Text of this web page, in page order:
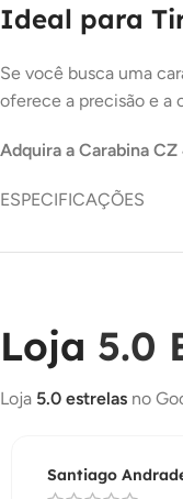
Ideal para
Se você busca uma
oferece a precisão e a
Adquira a Carabina
ESPECIFICAÇÕES
Loja 5.0
Loja 5.0 estrelas no
Santiago